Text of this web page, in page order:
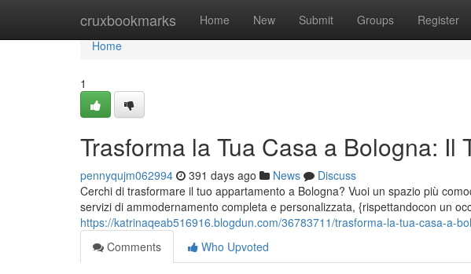
cruxbookmarks Home New Submit Groups Register
Home
Home
1
Trasforma la Tua Casa a Bologna: Il
pennyqujm062994 391 days ago News
Discuss
Cerchi di trasformare il tuo appartamento a Bologna? Vuoi un spazio più
servizi di ammodernamento completa e personalizzata, {rispettandocon un
https://katrinaqeab516916.blogdun.com/36783711/trasforma-la-tua-casa-a-
Comments
Who Upvoted